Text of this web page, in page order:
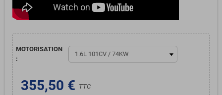
MOTORISATION
:
355,50 € TTC